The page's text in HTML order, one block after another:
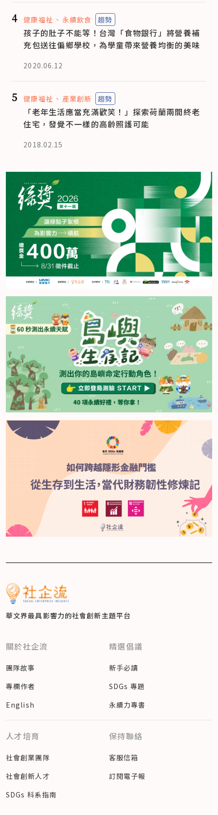
4 健康福祉 永續飲食 趨勢
孩子的肚子不能等！台灣「食物銀行」將營養補
充包送往偏鄉學校，為學童帶來營養均衡的美味
2020.06.12
5 健康福祉 產業創新 趨勢
「老年生活應當充滿歡笑！」探索荷蘭兩間終老
住宅，發覺不一樣的高齡照護可能
2018.02.15
華文界最具影響力的社會創新主題平台
關於社企流
團隊故事
專欄作者
English
精選倡議
新手必讀
SDGs 專題
永續力專書
人才培育
社會創業團隊
社會創新人才
SDGs 科系指南
保持聯絡
客服信箱
訂閱電子報